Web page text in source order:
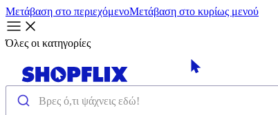
Μετάβαση στο περιεχόμενοΜετάβαση στο κυρίως μενού
Όλες οι κατηγορίες